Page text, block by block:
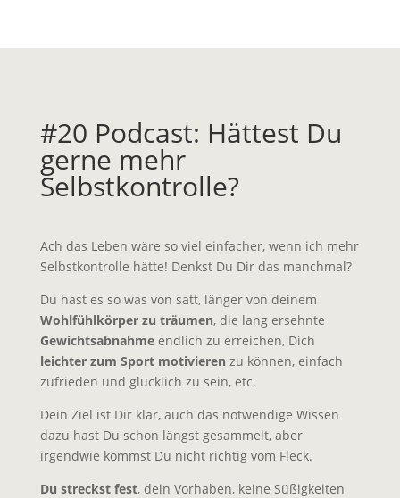
#20 Podcast: Hättest Du
gerne mehr
Selbstkontrolle?
Ach das Leben wäre so viel einfacher, wenn ich mehr
Selbstkontrolle hätte! Denkst Du Dir das manchmal?
Du hast es so was von satt, länger von deinem
Wohlfühlkörper zu träumen, die lang ersehnte
Gewichtsabnahmeendlich zu erreichen, Dich
leichter zum Sport motivieren zu können, einfach
zufrieden und glücklich zu sein, etc.
Dein Ziel ist Dir klar, auch das notwendige Wissen
dazu hast Du schon längst gesammelt, aber
irgendwie kommst Du nicht richtig vom Fleck.
Du streckst fest, dein Vorhaben, keine Süßigkeiten